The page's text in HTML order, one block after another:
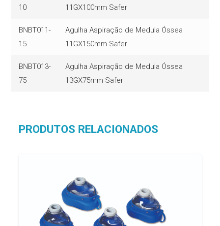
10
11GX100mm Safer
BNBT011-
15
Agulha Aspiração de Medula Óssea
11GX150mm Safer
BNBT013-
75
Agulha Aspiração de Medula Óssea
13GX75mm Safer
PRODUTOS RELACIONADOS